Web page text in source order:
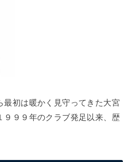
初は暖かく見守ってきた大宮
９９年のクラブ発足以来、歴